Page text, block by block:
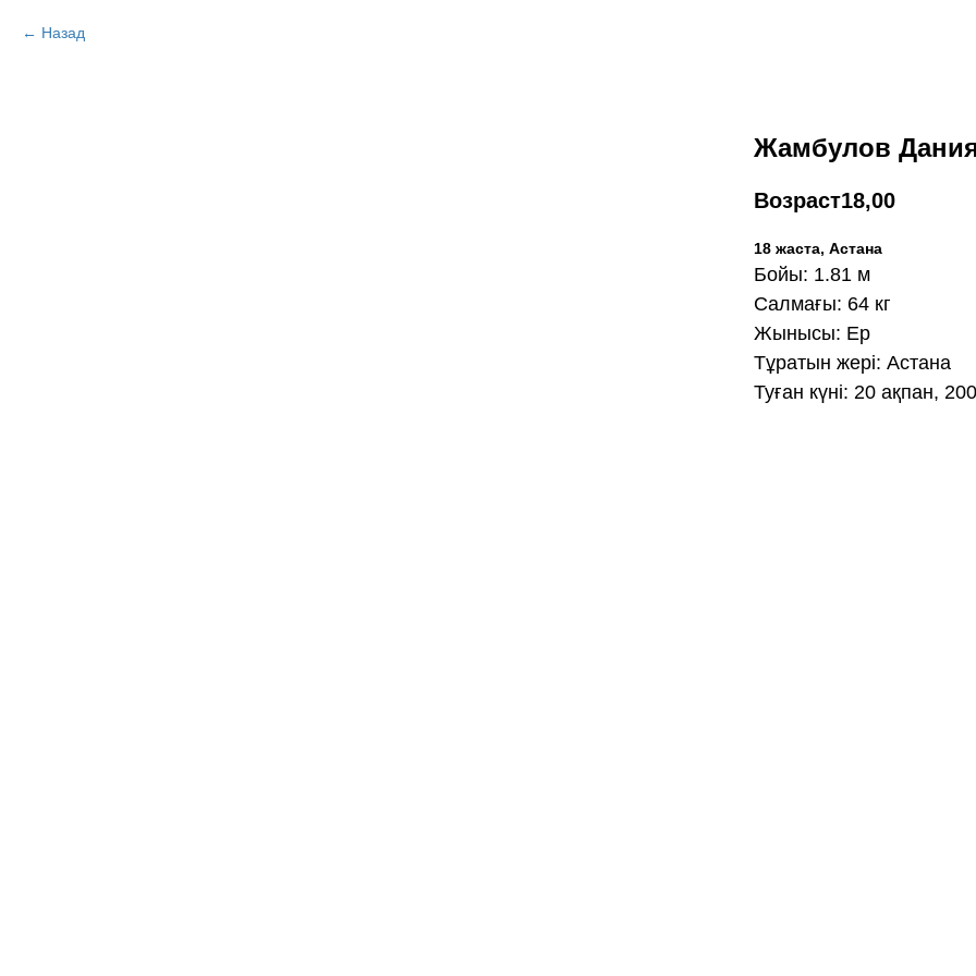
Назад
Жамбулов
Возраст18,00
18 жаста, Астана
Бойы: 1.81 м
Салмағы: 64 кг
Жынысы: Ер
Тұратын жері: Астана
Туған күні: 20 ақпан,